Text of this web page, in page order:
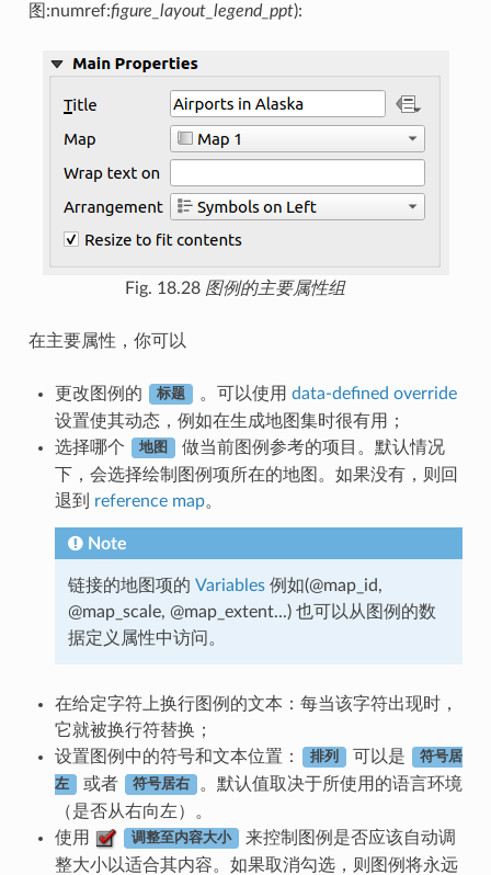
图:numref:figure_layout_legend_ppt):
Fig. 18.28 图例的主要属性组
在主要属性，你可以
更改图例的 标题 。可以使用 data-defined override
设置使其动态，例如在生成地图集时很有用；
选择哪个
地图
做当前图例参考的项目。默认情况
下，会选择绘制图例项所在的地图。如果没有，则回
退到 reference map。
Note
链接的地图项的 Variables例如(@map_id,
@map_scale, @map_extent...) 也可以从图例的数
据定义属性中访问。
在给定字符上换行图例的文本：每当该字符出现时，
它就被换行符替换；
设置图例中的符号和文本位置：
排列 可以是 符号居
左 或者 符号居右
。默认值取决于所使用的语言环境
（是否从右向左）。
使用
调整至内容大小
来控制图例是否应该自动调
整大小以适合其内容。如果取消勾选，则图例将永远